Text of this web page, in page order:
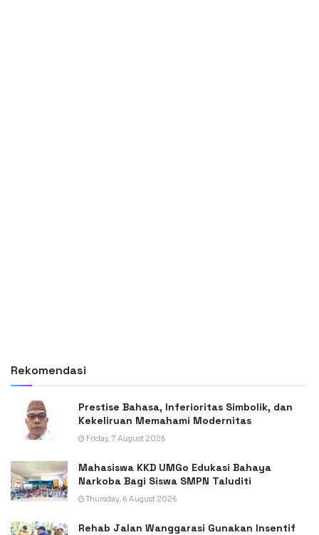
Rekomendasi
Prestise Bahasa, Inferioritas Simbolik, dan
Kekeliruan Memahami Modernitas
Friday, 7 August 2026
Mahasiswa KKD UMGo Edukasi Bahaya
Narkoba Bagi Siswa SMPN Taluditi
Thursday, 6 August 2026
Rehab Jalan Wanggarasi Gunakan Insentif